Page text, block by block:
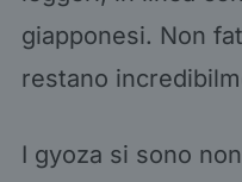
giapponesi. Non
restano
I gyoza si sono